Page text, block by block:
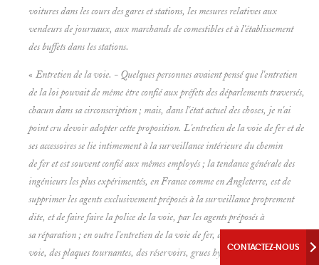
voitures dans les cours des gares et stations, les mesures relatives aux
vendeurs de journaux, aux marchands de comestibles et à l'établissement
des buffets dans les stations.
« Entretien de la voie. - Quelques personnes avaient pensé que l'entretien
de la loi pouvait de même être confié aux préfets des déparlements traversés,
chacun dans sa circonscription ; mais, dans l'état actuel des choses, je n'ai
point cru devoir adopter cette proposition. L'entretien de la voie de fer et de
ses accessoires se lie intimement à la surveillance intérieure du chemin
de fer et est souvent confié aux mêmes employés ; la tendance générale des
ingénieurs les plus expérimentés, en France comme en Angleterre, est de
supprimer les agents exclusivement préposés à la surveillance proprement
dite, et de faire faire la police de la voie, par les agents préposés à
sa réparation ; en outre l'entretien de la voie de fer, des changements de
voie, des plaques tournantes, des réservoirs, grues hydrauliques et autres
CONTACTEZ-NOUS